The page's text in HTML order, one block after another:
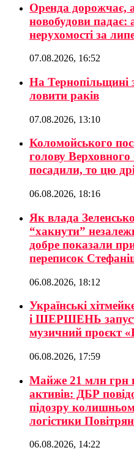
Оренда дорожчає,
новобудови падає:
нерухомості за
07.08.2026, 16:52
На Тернопільщині
ловити раків
07.08.2026, 13:10
Коломойського
голову
посадили, то цю
06.08.2026, 18:16
Як влада
“хакнути”
добре показали
переписок
06.08.2026, 18:12
Українські
і ШЕРШЕНЬ
музичний
06.08.2026, 17:59
Майже 21 млн грн
активів: ДБР
підозру
логістики
06.08.2026, 14:22